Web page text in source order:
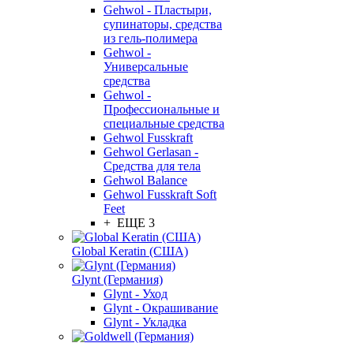
Gehwol - Пластыри,
супинаторы, средства
из гель-полимера
Gehwol -
Универсальные
средства
Gehwol -
Профессиональные и
специальные средства
Gehwol Fusskraft
Gehwol Gerlasan -
Средства для тела
Gehwol Balance
Gehwol Fusskraft Soft
Feet
+ ЕЩЕ 3
Global Keratin (США)
Glynt (Германия)
Glynt - Уход
Glynt - Окрашивание
Glynt - Укладка